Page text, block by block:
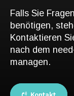
Falls Sie
benötigen,
Kontaktieren
nach dem
managen.